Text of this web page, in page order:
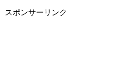
スポンサーリンク